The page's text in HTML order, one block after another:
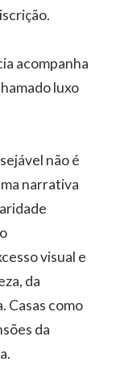
acompanha
luxo
não é
narrativa
visual e
da
Casas como
da